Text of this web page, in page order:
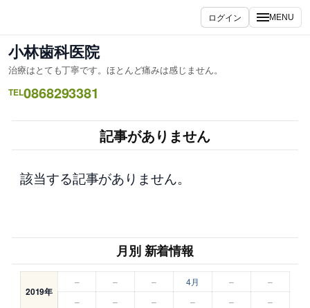
ス
キ
ッ
ログイン MENU
小林歯科医院
治療はとても丁寧です。ほとんど痛みは感じません。
TEL0868293381
記事がありません
該当する記事がありません。
月別 新着情報
2019年
– – – 4月 –
–
–
– – – – –